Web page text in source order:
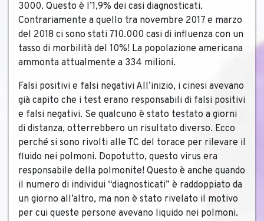
3000. Questo è l’1,9% dei casi diagnosticati.
Contrariamente a quello tra novembre 2017 e marzo
del 2018 ci sono stati 710.000 casi di influenza con un
tasso di morbilità del 10%! La popolazione americana
ammonta attualmente a 334 milioni.
Falsi positivi e falsi negativi All’inizio, i cinesi avevano
già capito che i test erano responsabili di falsi positivi
e falsi negativi. Se qualcuno è stato testato a giorni
di distanza, otterrebbero un risultato diverso. Ecco
perché si sono rivolti alle TC del torace per rilevare il
fluido nei polmoni. Dopotutto, questo virus era
responsabile della polmonite! Questo è anche quando
il numero di individui “diagnosticati” è raddoppiato da
un giorno all’altro, ma non è stato rivelato il motivo
per cui queste persone avevano liquido nei polmoni.